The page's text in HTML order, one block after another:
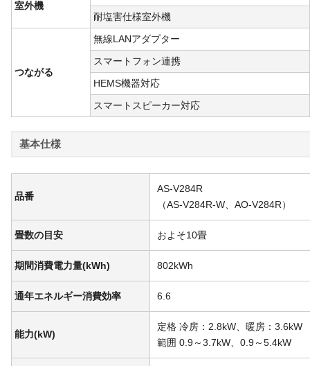
室外機
耐塩害仕様室外機
つながる
無線LANアダプター
スマートフォン連携
HEMS機器対応
スマートスピーカー対応
基本仕様
品番
AS-V284R
（AS-V284R-W、AO-V284R）
畳数の目安 およそ10畳
期間消費電力量(kWh) 802kWh
通年エネルギー消費効率 6.6
能力(kW)
定格 冷房：2.8kW、暖房：3.6kW
範囲 0.9～3.7kW、0.9～5.4kW